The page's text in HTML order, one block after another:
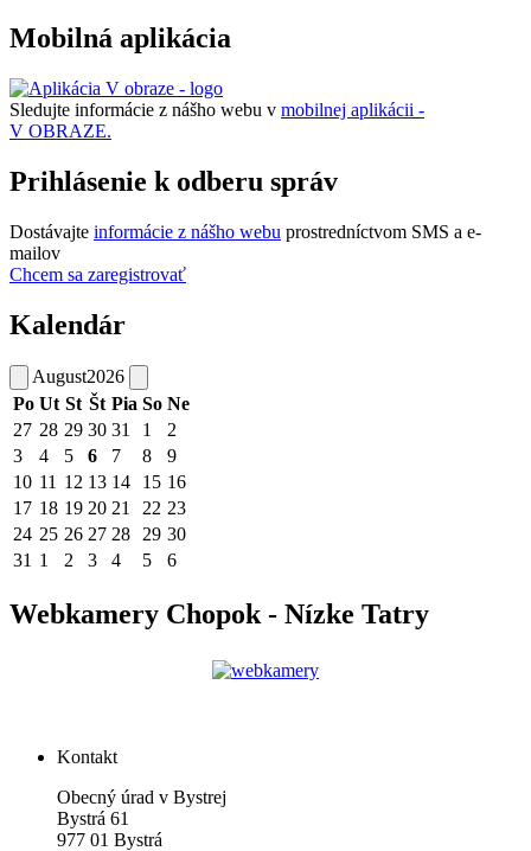
Mobilná aplikácia
Sledujte informácie z nášho webu v mobilnej aplikácii -
V OBRAZE.
Prihlásenie k odberu správ
Dostávajte informácie z nášho webu prostredníctvom SMS a e-
mailov
Chcem sa zaregistrovať
Kalendár
August2026
Po Ut St Št Pia So Ne
27 28 29 30 31 1
2
3
4 5 6 7 8
9
10 11 12 13 14 15 16
17 18 19 20 21 22 23
24 25 26 27 28 29 30
31 1 2 3 4 5 6
Webkamery Chopok - Nízke Tatry
Kontakt
Obecný úrad v Bystrej
Bystrá 61
977 01 Bystrá